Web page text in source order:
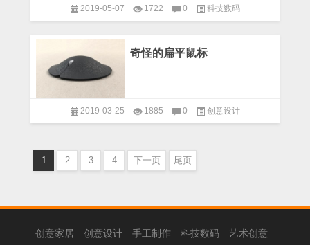
2019-05-07 1722 0 科技数码
奇怪的扁平鼠标
2019-03-25 1885 0 创意设计
1 2 3 4 下一页 尾页
创意家居 创意设计 手工制作 科技数码 艺术创意